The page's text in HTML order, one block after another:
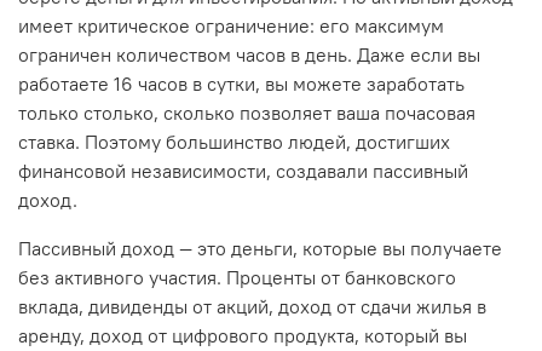
имеет критическое ограничение: его максимум
ограничен количеством часов в день. Даже если вы
работаете 16 часов в сутки, вы можете заработать
только столько, сколько позволяет ваша почасовая
ставка. Поэтому большинство людей, достигших
финансовой независимости, создавали пассивный
доход.
Пассивный доход — это деньги, которые вы получаете
без активного участия. Проценты от банковского
вклада, дивиденды от акций, доход от сдачи жилья в
аренду, доход от цифрового продукта, который вы